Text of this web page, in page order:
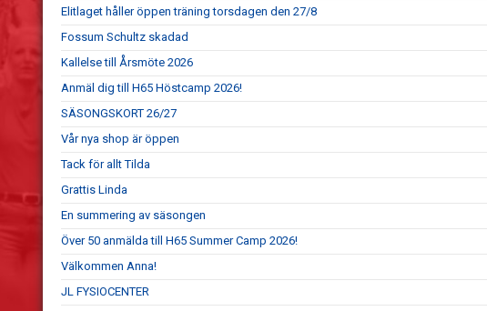
Elitlaget håller öppen träning torsdagen den 27/8
Fossum Schultz skadad
Kallelse till Årsmöte 2026
Anmäl dig till H65 Höstcamp 2026!
SÄSONGSKORT 26/27
Vår nya shop är öppen
Tack för allt Tilda
Grattis Linda
En summering av säsongen
Över 50 anmälda till H65 Summer Camp 2026!
Välkommen Anna!
JL FYSIOCENTER